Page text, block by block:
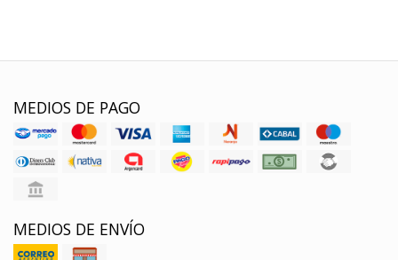
MEDIOS DE PAGO
MEDIOS DE ENVÍO